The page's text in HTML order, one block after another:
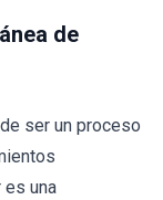
de
ser un proceso
es una